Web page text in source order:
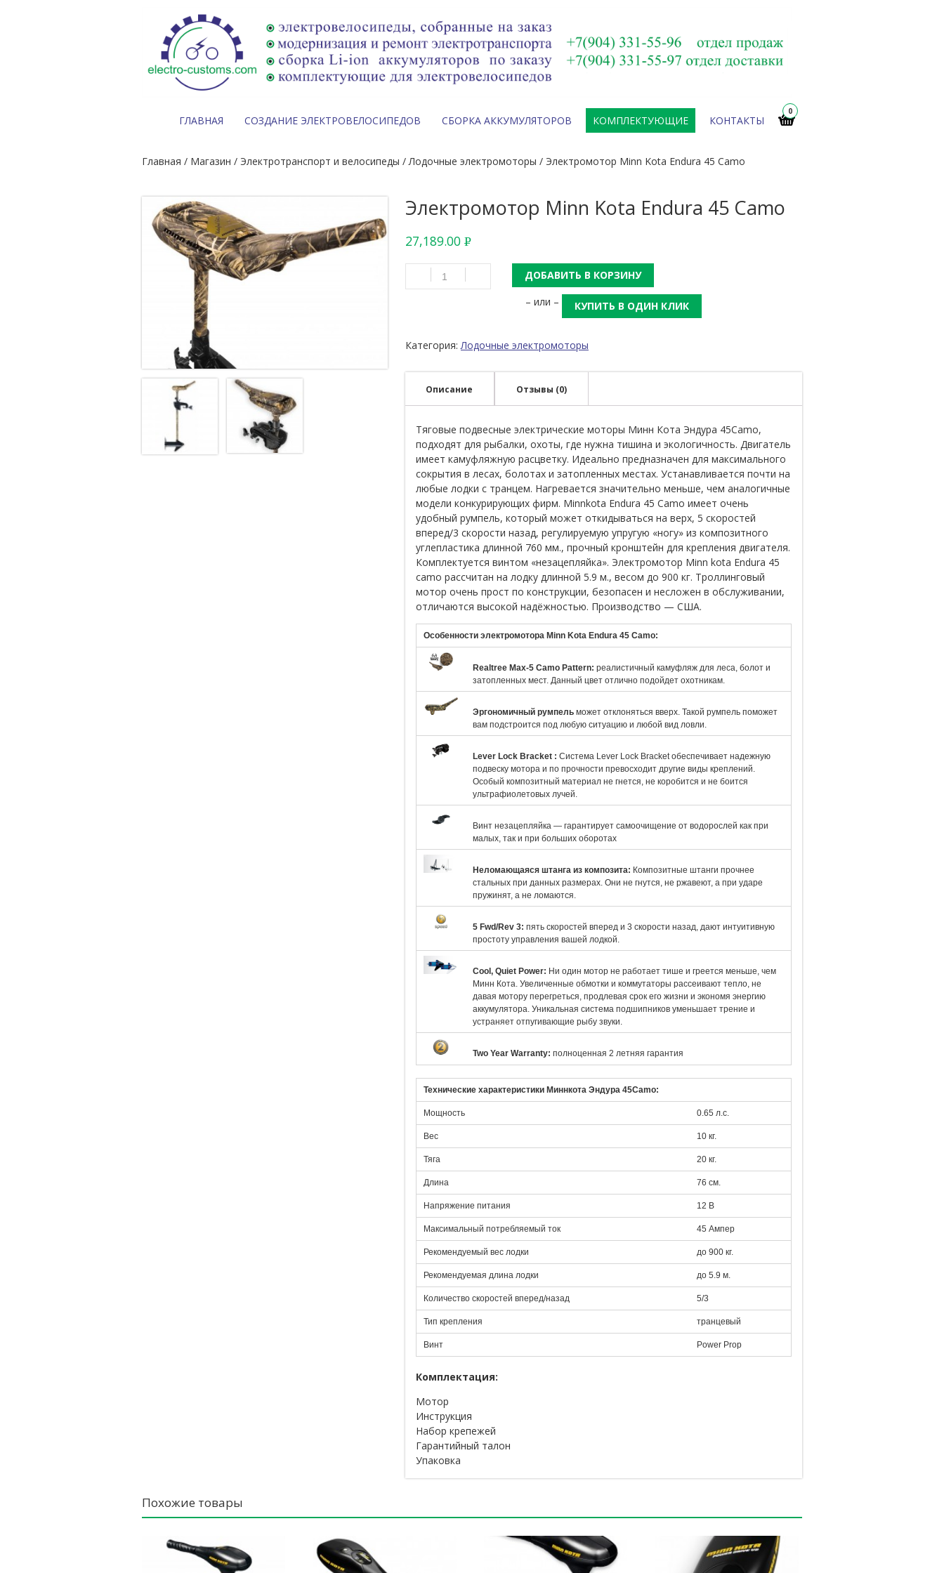
0
ГЛАВНАЯ СОЗДАНИЕ ЭЛЕКТРОВЕЛОСИПЕДОВ СБОРКА АККУМУЛЯТОРОВ КОМПЛЕКТУЮЩИЕ КОНТАКТЫ
Главная / Магазин / Электротранспорт и велосипеды /Лодочные электромоторы / Электромотор Minn Kota Endura 45 Camo
Электромотор Minn Kota Endura 45 Camo
27,189.00 Р
УБ.
ДОБАВИТЬ В КОРЗИНУ
– или –
КУПИТЬ В ОДИН КЛИК
Категория:Лодочные электромоторы
Описание Отзывы (0)
Тяговые подвесные электрические моторы Минн Кота Эндура 45Camo,
подходят для рыбалки, охоты, где нужна тишина и экологичность. Двигатель
имеет камуфляжную расцветку. Идеально предназначен для максимального
сокрытия в лесах, болотах и затопленных местах. Устанавливается почти на
любые лодки с транцем. Нагревается значительно меньше, чем аналогичные
модели конкурирующих фирм. Minnkota Endura 45 Camo имеет очень
удобный румпель, который может откидываться на верх, 5 скоростей
вперед/3 скорости назад, регулируемую упругую «ногу» из композитного
углепластика длинной 760 мм., прочный кронштейн для крепления двигателя.
Комплектуется винтом «незацепляйка». Электромотор Minn kota Endura 45
camo рассчитан на лодку длинной 5.9 м., весом до 900 кг. Троллинговый
мотор очень прост по конструкции, безопасен и несложен в обслуживании,
отличаются высокой надёжностью. Производство — США.
Особенности электромотора Minn Kota Endura 45 Camo:
Realtree Max-5 Camo Pattern: реалистичный камуфляж для леса, болот и
затопленных мест. Данный цвет отлично подойдет охотникам.
Эргономичный румпель может отклоняться вверх. Такой румпель поможет
вам подстроится под любую ситуацию и любой вид ловли.
Lever Lock Bracket : Система Lever Lock Bracket обеспечивает надежную
подвеску мотора и по прочности превосходит другие виды креплений.
Особый композитный материал не гнется, не коробится и не боится
ультрафиолетовых лучей.
Винт незацепляйка — гарантирует самоочищение от водорослей как при
малых, так и при больших оборотах
Неломающаяся штанга из композита: Композитные штанги прочнее
стальных при данных размерах. Они не гнутся, не ржавеют, а при ударе
пружинят, а не ломаются.
5 Fwd/Rev 3: пять скоростей вперед и 3 скорости назад, дают интуитивную
простоту управления вашей лодкой.
Cool, Quiet Power: Ни один мотор не работает тише и греется меньше, чем
Минн Кота. Увеличенные обмотки и коммутаторы рассеивают тепло, не
давая мотору перегреться, продлевая срок его жизни и экономя энергию
аккумулятора. Уникальная система подшипников уменьшает трение и
устраняет отпугивающие рыбу звуки.
Two Year Warranty: полноценная 2 летняя гарантия
Технические характеристики Миннкота Эндура 45Camo:
Мощность 0.65 л.с.
Вес 10 кг.
Тяга 20 кг.
Длина 76 см.
Напряжение питания 12 В
Максимальный потребляемый ток 45 Ампер
Рекомендуемый вес лодки до 900 кг.
Рекомендуемая длина лодки до 5.9 м.
Количество скоростей вперед/назад 5/3
Тип крепления транцевый
Винт Power Prop
Комплектация:
Мотор
Инструкция
Набор крепежей
Гарантийный талон
Упаковка
Похожие товары